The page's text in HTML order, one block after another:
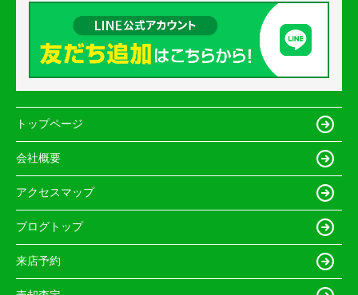
トップページ
会社概要
アクセスマップ
ブログトップ
来店予約